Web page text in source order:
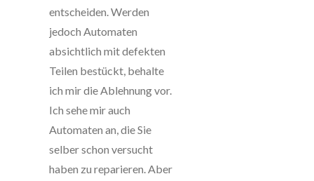
entscheiden. Werden
jedoch Automaten
absichtlich mit defekten
Teilen bestückt, behalte
ich mir die Ablehnung vor.
Ich sehe mir auch
Automaten an, die Sie
selber schon versucht
haben zu reparieren. Aber